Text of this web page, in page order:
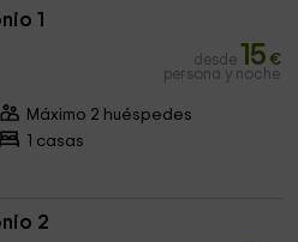
1
desde 15 €
persona y noche
Máximo 2 huéspedes
1 casas
2